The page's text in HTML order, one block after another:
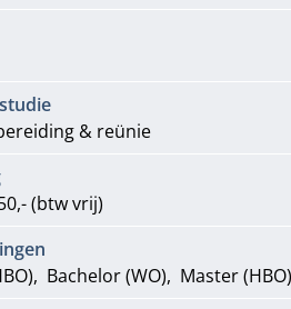
& reünie
(btw vrij)
Bachelor (WO) Master (HBO)